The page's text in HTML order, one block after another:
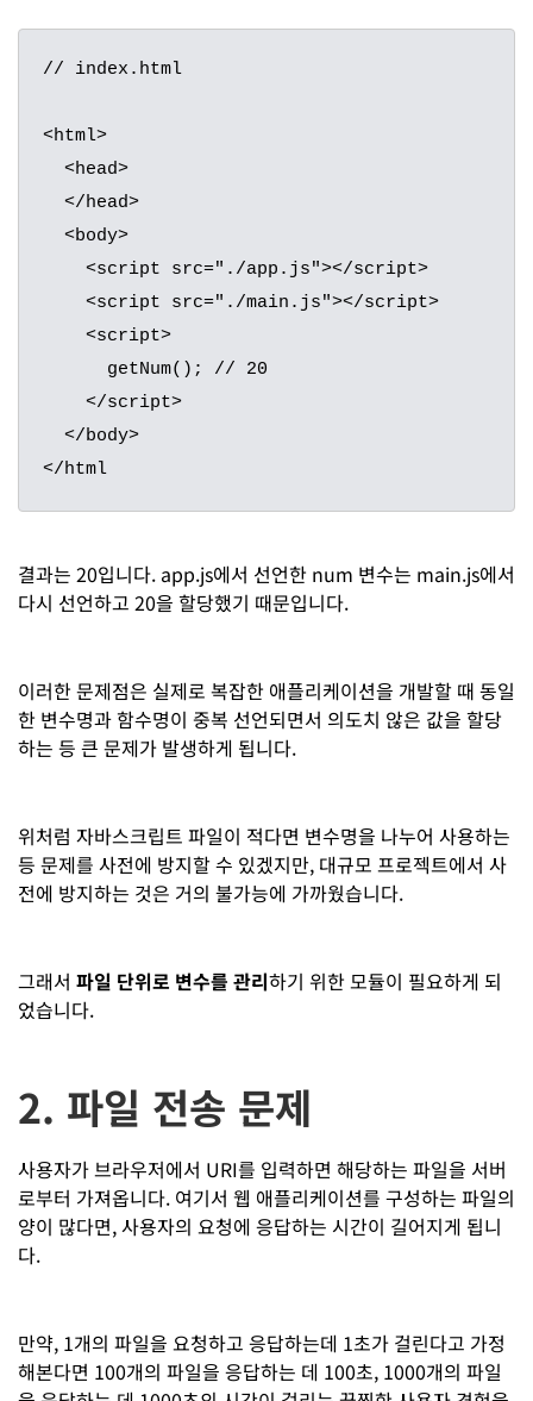
// index.html
<html>
</html
결과는 20입니다. app.js에서 선언한 num 변수는 main.js에서
다시 선언하고 20을 할당했기 때문입니다.
이러한 문제점은 실제로 복잡한 애플리케이션을 개발할 때 동일
한 변수명과 함수명이 중복 선언되면서 의도치 않은 값을 할당
하는 등 큰 문제가 발생하게 됩니다.
위처럼 자바스크립트 파일이 적다면 변수명을 나누어 사용하는
등 문제를 사전에 방지할 수 있겠지만, 대규모 프로젝트에서 사
전에 방지하는 것은 거의 불가능에 가까웠습니다.
그래서 파일 단위로 변수를 관리하기 위한 모듈이 필요하게 되
었습니다.
2. 파일 전송 문제
사용자가 브라우저에서 URI를 입력하면 해당하는 파일을 서버
로부터 가져옵니다. 여기서 웹 애플리케이션를 구성하는 파일의
양이 많다면, 사용자의 요청에 응답하는 시간이 길어지게 됩니
다.
만약, 1개의 파일을 요청하고 응답하는데 1초가 걸린다고 가정
해본다면 100개의 파일을 응답하는 데 100초, 1000개의 파일